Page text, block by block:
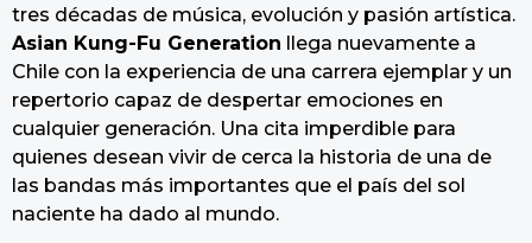
tres décadas de música, evolución y pasión artística.
Asian Kung-Fu Generation llega nuevamente a
Chile con la experiencia de una carrera ejemplar y un
repertorio capaz de despertar emociones en
cualquier generación. Una cita imperdible para
quienes desean vivir de cerca la historia de una de
las bandas más importantes que el país del sol
naciente ha dado al mundo.